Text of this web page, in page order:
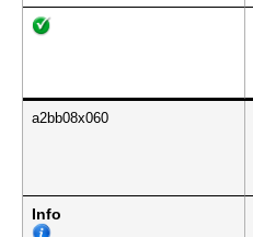
a2bb08x060
Info